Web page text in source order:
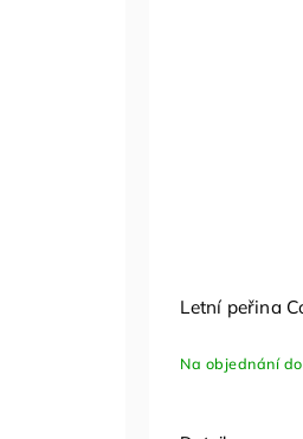
Letní peřina
Na objednání